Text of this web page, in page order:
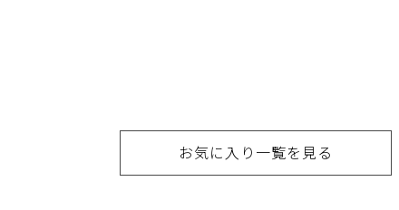
お気に入り一覧を見る